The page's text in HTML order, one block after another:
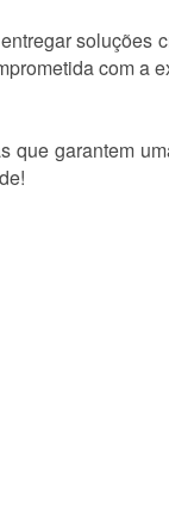
soluções
com a
que garantem